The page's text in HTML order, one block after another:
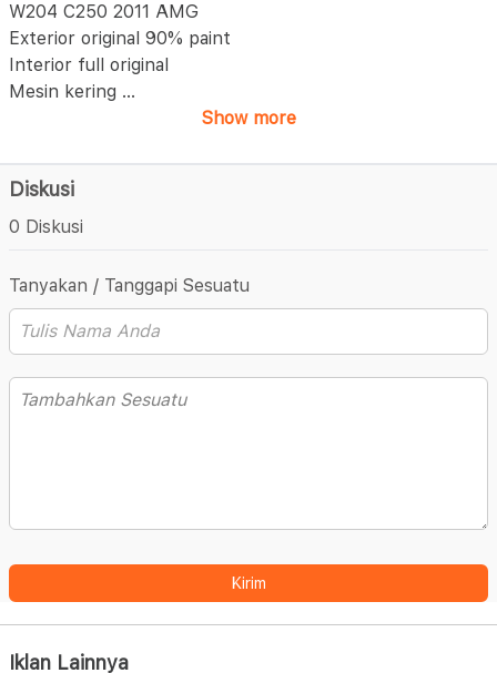
W204 C250 2011 AMG
Exterior original 90% paint
Interior full original
Mesin kering ...
Show more
Diskusi
0 Diskusi
Tanyakan / Tanggapi Sesuatu
Kirim
Iklan Lainnya